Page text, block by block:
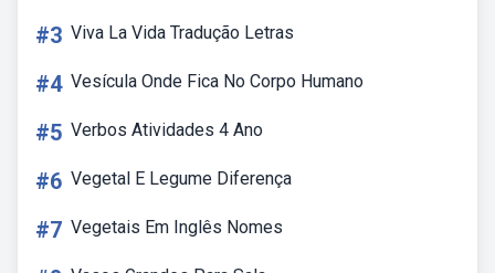
#3 Viva La Vida Tradução Letras
#4 Vesícula Onde Fica No Corpo Humano
#5 Verbos Atividades 4 Ano
#6 Vegetal E Legume Diferença
#7 Vegetais Em Inglês Nomes